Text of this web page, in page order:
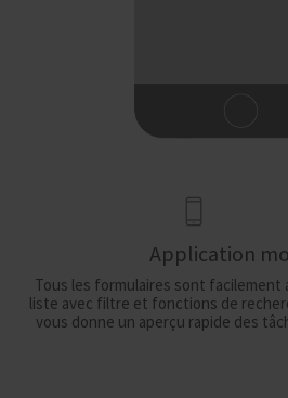
Application
Tous les formulaires sont facilement
liste avec filtre et fonctions de
vous donne un aperçu rapide des